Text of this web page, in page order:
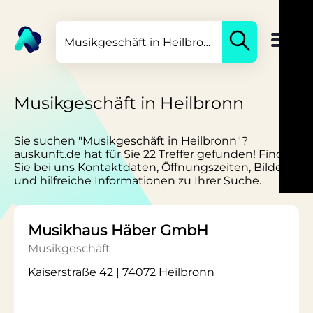
Musikgeschäft in Heilbronn
Sie suchen "Musikgeschäft in Heilbronn"?
auskunft.de hat für Sie 22 Treffer gefunden! Finden
Sie bei uns Kontaktdaten, Öffnungszeiten, Bilder
und hilfreiche Informationen zu Ihrer Suche.
Musikhaus Häber GmbH
Musikgeschäft
Kaiserstraße 42 | 74072 Heilbronn